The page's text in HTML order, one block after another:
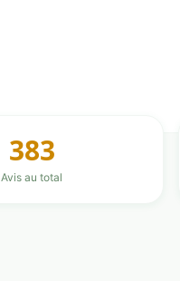
383
Avis au total